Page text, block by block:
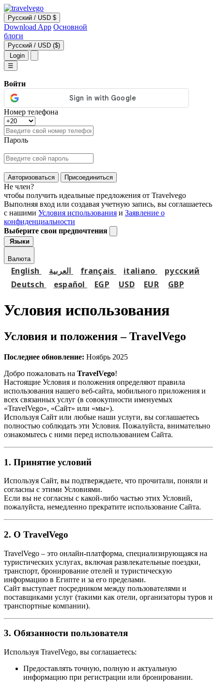
Русский / USD $
Download App Основной
блоги
Русский / USD ($)
Login
☰
Войти
Номер телефона
Пароль
Авторизоваться Присоединиться
Не член?
чтобы получить идеальные предложения от Travelvego
Выполняя вход или создавая учетную запись, вы соглашаетесь
с нашими Условия использования и Заявление о
конфиденциальности
Выберите свои предпочтения
Языки
Валюта
English français italiano
русский
Deutsch
español EGP USD EUR GBP
Условия использования
Условия и положения – TravelVego
Последнее обновление: Ноябрь 2025
Добро пожаловать на TravelVego!
Настоящие Условия и положения определяют правила
использования нашего веб-сайта, мобильного приложения и
всех связанных услуг (в совокупности именуемых
«TravelVego», «Сайт» или «мы»).
Используя Сайт или любые наши услуги, вы соглашаетесь
полностью соблюдать эти Условия. Пожалуйста, внимательно
ознакомьтесь с ними перед использованием Сайта.
1. Принятие условий
Используя Сайт, вы подтверждаете, что прочитали, поняли и
согласны с этими Условиями.
Если вы не согласны с какой-либо частью этих Условий,
пожалуйста, немедленно прекратите использование Сайта.
2. О TravelVego
TravelVego – это онлайн-платформа, специализирующаяся на
туристических услугах, включая развлекательные поездки,
транспорт, бронирование отелей и туристическую
информацию в Египте и за его пределами.
Сайт выступает посредником между пользователями и
поставщиками услуг (такими как отели, организаторы туров и
транспортные компании).
3. Обязанности пользователя
Используя TravelVego, вы соглашаетесь:
Предоставлять точную, полную и актуальную
информацию при регистрации или бронировании.